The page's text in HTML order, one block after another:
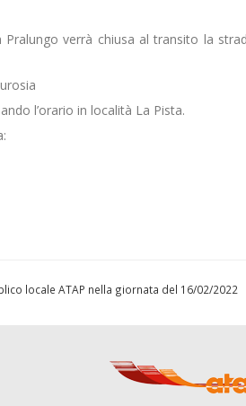
verrà chiusa al transito la
l’orario in località La Pista.
locale ATAP nella giornata del 16/02/2022